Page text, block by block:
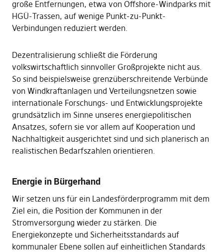
große Entfernungen, etwa von Offshore-Windparks mit
HGÜ-Trassen, auf wenige Punkt-zu-Punkt-
Verbindungen reduziert werden.
Dezentralisierung schließt die Förderung
volkswirtschaftlich sinnvoller Großprojekte nicht aus.
So sind beispielsweise grenzüberschreitende Verbünde
von Windkraftanlagen und Verteilungsnetzen sowie
internationale Forschungs- und Entwicklungsprojekte
grundsätzlich im Sinne unseres energiepolitischen
Ansatzes, sofern sie vor allem auf Kooperation und
Nachhaltigkeit ausgerichtet sind und sich planerisch an
realistischen Bedarfszahlen orientieren.
Energie in Bürgerhand
Wir setzen uns für ein Landesförderprogramm mit dem
Ziel ein, die Position der Kommunen in der
Stromversorgung wieder zu stärken. Die
Energiekonzepte und Sicherheitsstandards auf
kommunaler Ebene sollen auf einheitlichen Standards